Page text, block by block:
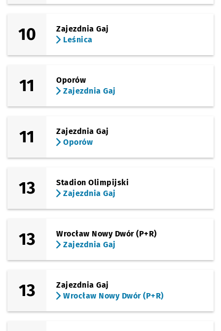
10
Zajezdnia Gaj
Leśnica
11
Oporów
Zajezdnia Gaj
11
Zajezdnia Gaj
Oporów
13
Stadion Olimpijski
Zajezdnia Gaj
13
Wrocław Nowy Dwór (P+R)
Zajezdnia Gaj
13
Zajezdnia Gaj
Wrocław Nowy Dwór (P+R)